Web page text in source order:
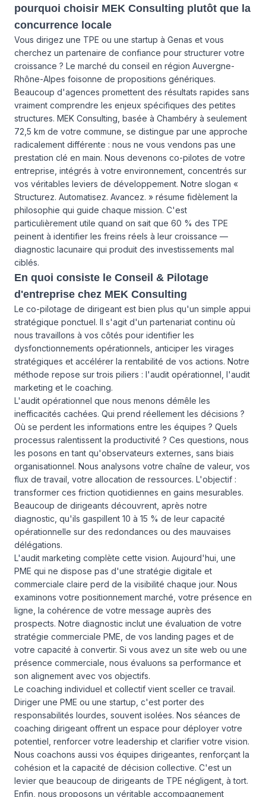
pourquoi choisir MEK Consulting plutôt que la
concurrence locale
Vous dirigez une TPE ou une startup à Genas et vous
cherchez un partenaire de confiance pour structurer votre
croissance ? Le marché du conseil en région Auvergne-
Rhône-Alpes foisonne de propositions génériques.
Beaucoup d'agences promettent des résultats rapides sans
vraiment comprendre les enjeux spécifiques des petites
structures. MEK Consulting, basée à Chambéry à seulement
72,5 km de votre commune, se distingue par une approche
radicalement différente : nous ne vous vendons pas une
prestation clé en main. Nous devenons co-pilotes de votre
entreprise, intégrés à votre environnement, concentrés sur
vos véritables leviers de développement. Notre slogan «
Structurez. Automatisez. Avancez. » résume fidèlement la
philosophie qui guide chaque mission. C'est
particulièrement utile quand on sait que 60 % des TPE
peinent à identifier les freins réels à leur croissance —
diagnostic lacunaire qui produit des investissements mal
ciblés.
En quoi consiste le Conseil & Pilotage
d'entreprise chez MEK Consulting
Le co-pilotage de dirigeant est bien plus qu'un simple appui
stratégique ponctuel. Il s'agit d'un partenariat continu où
nous travaillons à vos côtés pour identifier les
dysfonctionnements opérationnels, anticiper les virages
stratégiques et accélérer la rentabilité de vos actions. Notre
méthode repose sur trois piliers : l'audit opérationnel, l'audit
marketing et le coaching.
L'audit opérationnel que nous menons démêle les
inefficacités cachées. Qui prend réellement les décisions ?
Où se perdent les informations entre les équipes ? Quels
processus ralentissent la productivité ? Ces questions, nous
les posons en tant qu'observateurs externes, sans biais
organisationnel. Nous analysons votre chaîne de valeur, vos
flux de travail, votre allocation de ressources. L'objectif :
transformer ces friction quotidiennes en gains mesurables.
Beaucoup de dirigeants découvrent, après notre
diagnostic, qu'ils gaspillent 10 à 15 % de leur capacité
opérationnelle sur des redondances ou des mauvaises
délégations.
L'audit marketing complète cette vision. Aujourd'hui, une
PME qui ne dispose pas d'une stratégie digitale et
commerciale claire perd de la visibilité chaque jour. Nous
examinons votre positionnement marché, votre présence en
ligne, la cohérence de votre message auprès des
prospects. Notre diagnostic inclut une évaluation de votre
stratégie commerciale PME, de vos landing pages et de
votre capacité à convertir. Si vous avez un site web ou une
présence commerciale, nous évaluons sa performance et
son alignement avec vos objectifs.
Le coaching individuel et collectif vient sceller ce travail.
Diriger une PME ou une startup, c'est porter des
responsabilités lourdes, souvent isolées. Nos séances de
coaching dirigeant offrent un espace pour déployer votre
potentiel, renforcer votre leadership et clarifier votre vision.
Nous coachons aussi vos équipes dirigeantes, renforçant la
cohésion et la capacité de décision collective. C'est un
levier que beaucoup de dirigeants de TPE négligent, à tort.
Enfin, nous proposons un véritable accompagnement